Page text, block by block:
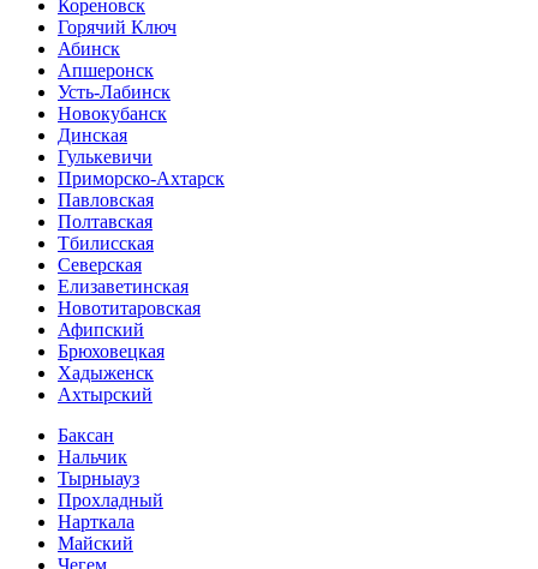
Кореновск
Горячий Ключ
Абинск
Апшеронск
Усть-Лабинск
Новокубанск
Динская
Гулькевичи
Приморско-Ахтарск
Павловская
Полтавская
Тбилисская
Северская
Елизаветинская
Новотитаровская
Афипский
Брюховецкая
Хадыженск
Ахтырский
Баксан
Нальчик
Тырныауз
Прохладный
Нарткала
Майский
Чегем